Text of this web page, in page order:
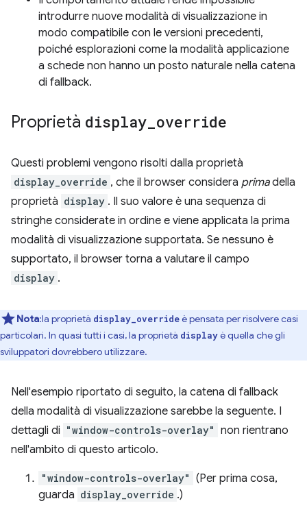
introdurre nuove modalità di visualizzazione in
modo compatibile con le versioni precedenti,
poiché esplorazioni come la modalità applicazione
a schede non hanno un posto naturale nella catena
di fallback.
Proprietà display override
Questi problemi vengono risolti dalla proprietà
display_override , che il browser considera primadella
proprietà display . Il suo valore è una sequenza di
stringhe considerate in ordine e viene applicata la prima
modalità di visualizzazione supportata. Se nessuno è
supportato, il browser torna a valutare il campo
display .
Nota:la proprietà display_overrideè pensata per risolvere casi
particolari. In quasi tutti i casi, la proprietà displayè quella che gli
sviluppatori dovrebbero utilizzare.
Nell'esempio riportato di seguito, la catena di fallback
della modalità di visualizzazione sarebbe la seguente. I
dettagli di "window-controls-overlay" non rientrano
nell'ambito di questo articolo.
"window-controls-overlay" (Per prima cosa,
guarda display_override .)